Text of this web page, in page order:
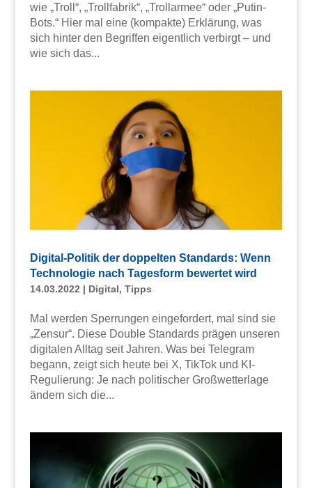
wie „Troll“, „Trollfabrik“, „Trollarmee“ oder „Putin-
Bots.“ Hier mal eine (kompakte) Erklärung, was
sich hinter den Begriffen eigentlich verbirgt – und
wie sich das...
Digital-Politik der doppelten Standards: Wenn
Technologie nach Tagesform bewertet wird
14.03.2022| Digital, Tipps
Mal werden Sperrungen eingefordert, mal sind sie
„Zensur“. Diese Double Standards prägen unseren
digitalen Alltag seit Jahren. Was bei Telegram
begann, zeigt sich heute bei X, TikTok und KI-
Regulierung: Je nach politischer Großwetterlage
ändern sich die...